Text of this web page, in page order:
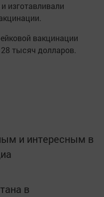
изготавливали
вакцинации
тысяч долларов.
и интересным в
в